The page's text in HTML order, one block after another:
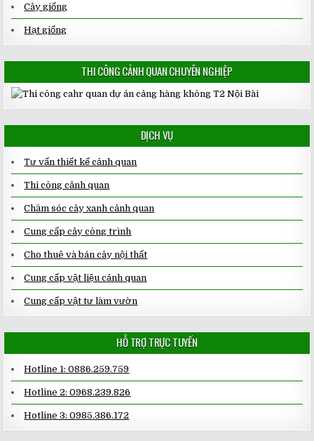
Cây giống
Hạt giống
THI CÔNG CẢNH QUAN CHUYÊN NGHIỆP
DỊCH VỤ
Tư vấn thiết kế cảnh quan
Thi công cảnh quan
Chăm sóc cây xanh cảnh quan
Cung cấp cây công trình
Cho thuê và bán cây nội thất
Cung cấp vật liệu cảnh quan
Cung cấp vật tư làm vườn
HỖ TRỢ TRỰC TUYẾN
Hotline 1: 0886.259.759
Hotline 2: 0968.239.826
Hotline 3: 0985.386.172